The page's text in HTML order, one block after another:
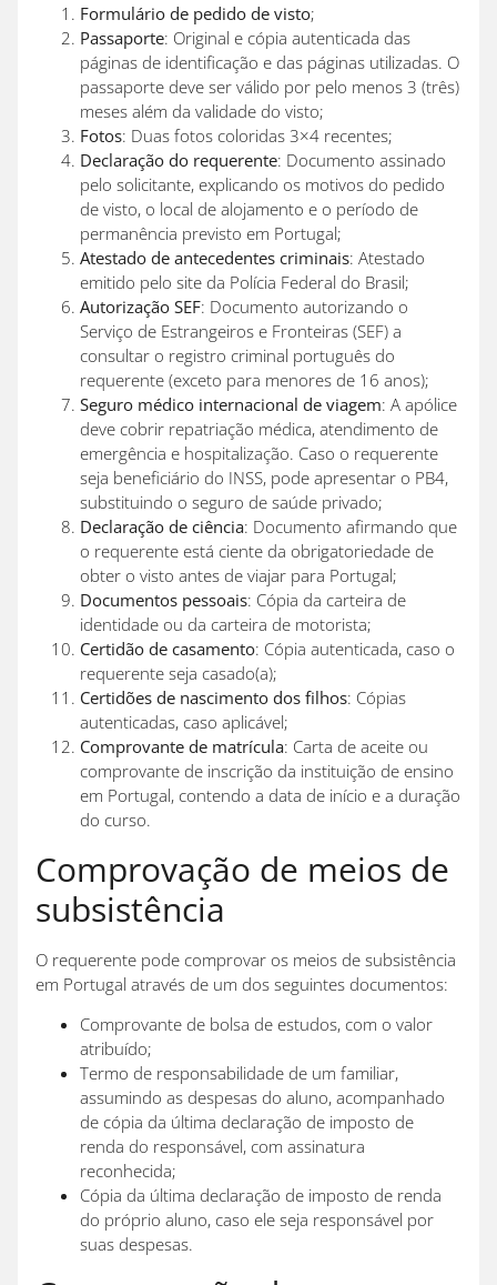
Formulário de pedido de visto;
Passaporte: Original e cópia autenticada das
páginas de identificação e das páginas utilizadas. O
passaporte deve ser válido por pelo menos 3 (três)
meses além da validade do visto;
Fotos: Duas fotos coloridas 3×4 recentes;
Declaração do requerente: Documento assinado
pelo solicitante, explicando os motivos do pedido
de visto, o local de alojamento e o período de
permanência previsto em Portugal;
Atestado de antecedentes criminais: Atestado
emitido pelo site da Polícia Federal do Brasil;
Autorização SEF: Documento autorizando o
Serviço de Estrangeiros e Fronteiras (SEF) a
consultar o registro criminal português do
requerente (exceto para menores de 16 anos);
Seguro médico internacional de viagem: A apólice
deve cobrir repatriação médica, atendimento de
emergência e hospitalização. Caso o requerente
seja beneficiário do INSS, pode apresentar o PB4,
substituindo o seguro de saúde privado;
Declaração de ciência: Documento afirmando que
o requerente está ciente da obrigatoriedade de
obter o visto antes de viajar para Portugal;
Documentos pessoais: Cópia da carteira de
identidade ou da carteira de motorista;
Certidão de casamento: Cópia autenticada, caso o
requerente seja casado(a);
Certidões de nascimento dos filhos: Cópias
autenticadas, caso aplicável;
Comprovante de matrícula: Carta de aceite ou
comprovante de inscrição da instituição de ensino
em Portugal, contendo a data de início e a duração
do curso.
Comprovação de meios de
subsistência
O requerente pode comprovar os meios de subsistência
em Portugal através de um dos seguintes documentos:
Comprovante de bolsa de estudos, com o valor
atribuído;
Termo de responsabilidade de um familiar,
assumindo as despesas do aluno, acompanhado
de cópia da última declaração de imposto de
renda do responsável, com assinatura
reconhecida;
Cópia da última declaração de imposto de renda
do próprio aluno, caso ele seja responsável por
suas despesas.